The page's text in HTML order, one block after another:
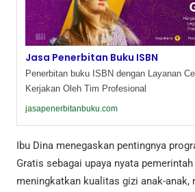
Jasa Penerbitan Buku ISBN
Penerbitan buku ISBN dengan Layanan
Kerjakan Oleh Tim Profesional
jasapenerbitanbuku.com
Ibu Dina menegaskan pentingnya
Gratis sebagai upaya nyata
meningkatkan kualitas gizi anak-anak,